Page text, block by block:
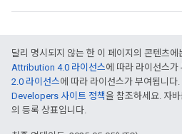
달리 명시되지 않는 한 이 페이지의 콘텐츠에
Attribution 4.0 라이선스에 따라 라이선스가
2.0 라이선스에 따라 라이선스가 부여됩니다
Developers 사이트 정책을 참조하세요. 자
의 등록 상표입니다.